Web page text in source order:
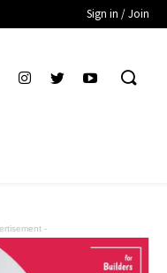
Sign in / Join
-